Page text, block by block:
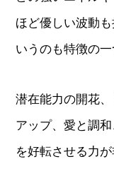
ほど優しい波動
いうのも特徴の一
潜在能力の開花
アップ、愛と調
を好転させる力